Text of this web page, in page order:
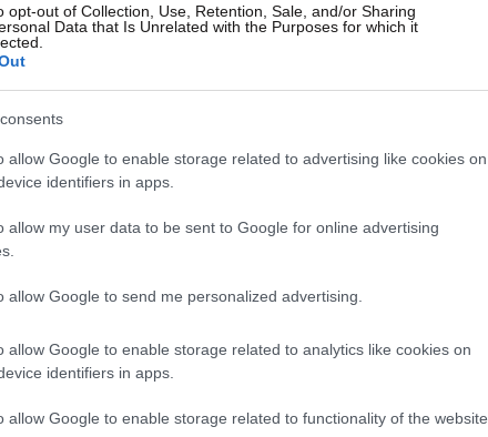
opt-out of Collection, Use, Retention, Sale, and/or Sharing
Data that Is Unrelated with the Purposes for which it
allow Google to enable storage related to advertising like cookies on
identifiers in apps.
allow my user data to be sent to Google for online advertising
allow Google to send me personalized advertising.
allow Google to enable storage related to analytics like cookies on
identifiers in apps.
allow Google to enable storage related to functionality of the website
και «ψυχή» του Φεστιβάλ από την ίδρυσή
με ενθουσιασμό τις φετινές «πρωτιές» της
ενός ακόμη βραβείου, αυτού για τις
και η διάσταση των βραβείων. Οι
ένα πολύ ειδικό και πιστό κοινό, το οποίο
Σταυριανίδου και επισημαίνει ότι τα σύντομα
καθώς μπορεί κανείς να τα δει οπουδήποτε,
Το «short film award», με τη χορηγία του
στο «βραβείο μυθοπλασίας», που χορηγεί το
και στο «βραβείο ντοκιμαντέρ» που
Music Group.